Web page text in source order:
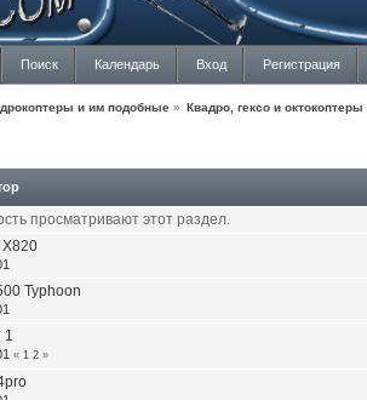
Поиск Календарь Вход Регистрация
и им подобные » Квадро, гексо и октокоптеры
просматривают этот раздел.
X820
Typhoon
1
« 1 2 »